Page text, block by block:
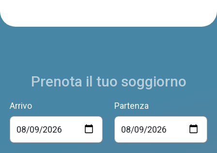
Prenota il tuo soggiorno
Arrivo Partenza